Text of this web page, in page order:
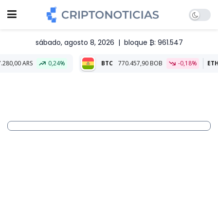
sábado, agosto 8, 2026 | bloque ₿: 961.547
0,24% BTC 770.457,90 BOB -0,18% ETH 22.735,73